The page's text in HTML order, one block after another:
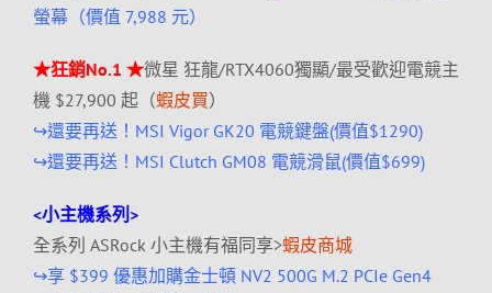
螢幕（價值 7,988 元）
★狂銷No.1 ★微星 狂龍/RTX4060獨顯/最受歡迎電競主
機 $27,900 起（蝦皮買）
↪還要再送！MSI Vigor GK20 電競鍵盤(價值$1290)
↪還要再送！MSI Clutch GM08 電競滑鼠(價值$699)
<小主機系列>
全系列 ASRock 小主機有福同享>蝦皮商城
↪享 $399 優惠加購金士頓 NV2 500G M.2 PCIe Gen4